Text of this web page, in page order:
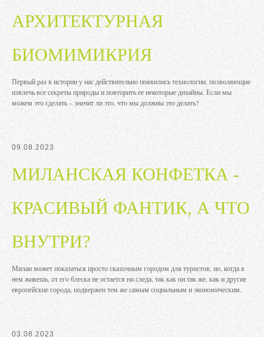
АРХИТЕКТУРНАЯ
БИОМИМИКРИЯ
Первый раз в истории у нас действительно появились технологии, позволяющие
извлечь все секреты природы и повторить ее некоторые дизайны. Если мы
можем это сделать – значит ли это, что мы должны это делать?
09.08.2023
МИЛАНСКАЯ КОНФЕТКА -
КРАСИВЫЙ ФАНТИК, А ЧТО
ВНУТРИ?
Милан может показаться просто сказочным городом для туристов, но, когда в
нем живешь, от его блеска не остается ни следа, так как он так же, как и другие
европейские города, подвержен тем же самым социальным и экономическим.
03.08.2023